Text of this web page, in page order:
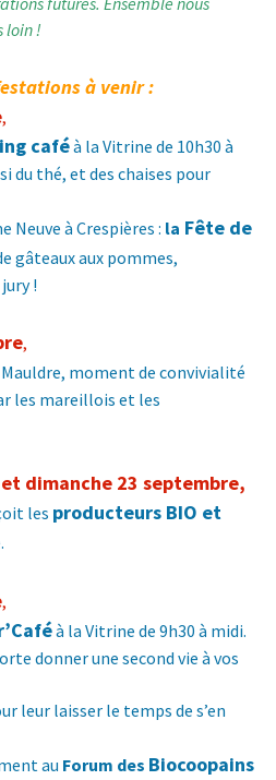
loin !
à venir :
,
caféà la Vitrine de 10h30 à
du thé, et des chaises pour
Neuve à Crespières : la Fête de
gâteaux aux pommes,
!
,
moment de convivialité
les mareillois et les
et dimanche 23 septembre,
les producteurs BIO et
,
à la Vitrine de 9h30 à midi.
donner une second vie à vos
leur laisser le temps de s’en
au Forum des Biocoopains